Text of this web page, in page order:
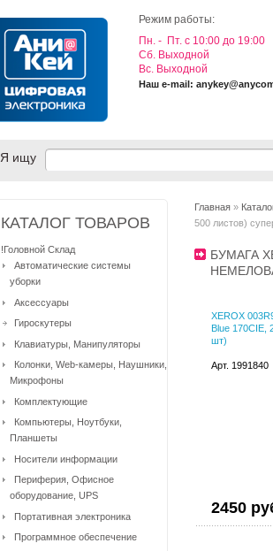
Режим работы:
Пн. - Пт. с 10:00 до 19:00
Cб. Выходной
Вс. Выходной
Наш e-mail:
Я ищу
Главная »
500 листов)
БУМАГА
XEROX
Blue 170CIE,
шт)
Арт. 1991840
2450
КАТАЛОГ ТОВАРОВ
!Головной Склад
Автоматические системы
уборки
Аксессуары
Гироскутеры
Клавиатуры, Манипуляторы
Колонки, Web-камеры, Наушники,
Микрофоны
Комплектующие
Компьютеры, Ноутбуки,
Планшеты
Носители информации
Периферия, Офисное
оборудование, UPS
Портативная электроника
Программное обеспечение